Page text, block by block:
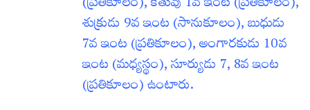
శుక్రుడు 9వ ఇంట (సానుకూలం), బుధుడు
7వ ఇంట (ప్రతికూలం), అంగారకుడు 10వ
ఇంట (మధ్యస్థం), సూర్యుడు 7, 8వ ఇంట
(ప్రతికూలం) ఉంటారు.